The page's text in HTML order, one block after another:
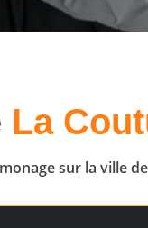
La
sur la ville